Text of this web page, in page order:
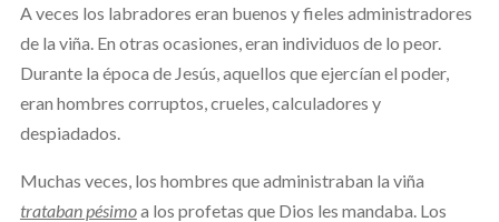
A veces los labradores eran buenos y fieles administradores
de la viña. En otras ocasiones, eran individuos de lo peor.
Durante la época de Jesús, aquellos que ejercían el poder,
eran hombres corruptos, crueles, calculadores y
despiadados.
Muchas veces, los hombres que administraban la viña
trataban pésimoa los profetas que Dios les mandaba. Los